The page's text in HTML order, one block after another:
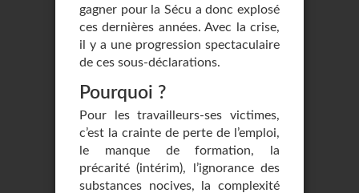
gagner pour la Sécu a donc explosé
ces dernières années. Avec la crise,
il y a une progression spectaculaire
de ces sous-déclarations.
Pourquoi ?
Pour les travailleurs-ses victimes,
c’est la crainte de perte de l’emploi,
le manque de formation, la
précarité (intérim), l’ignorance des
substances nocives, la complexité